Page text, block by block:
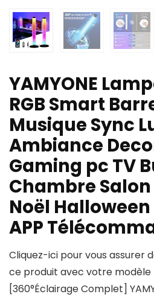
YAMYONE
RGB Smart
Musique Sync
Ambiance
Gaming pc TV
Chambre Salon
Noël
APP
Cliquez-ici pour vous assurer
ce produit avec votre modèle
[360°Éclairage Complet]